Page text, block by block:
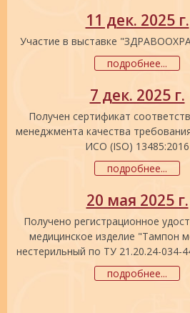
11 дек. 2025 г.
Участие в выставке
подробнее...
7 дек. 2025 г.
Получен сертификат
менеджмента качества
ИСО (ISO) 13485:2016
подробнее...
20 мая 2025 г.
Получено регистрационное
медицинское изделие "Тампон
нестерильный по ТУ 21.20.24-034-
подробнее...